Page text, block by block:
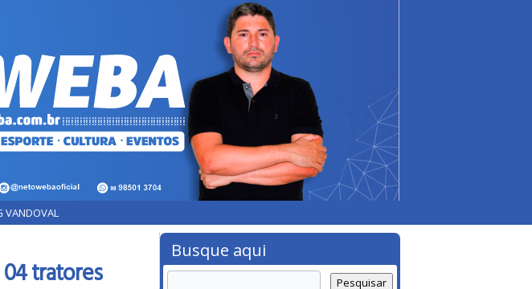
VANDOVAL
tratores
Busque aqui